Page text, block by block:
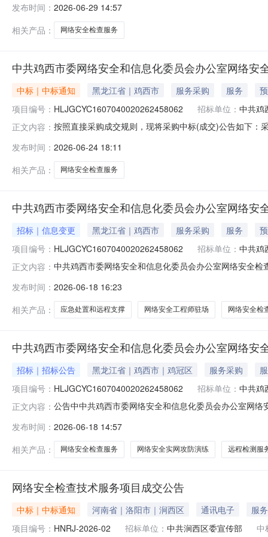
地址：***通州区留庄路4号院1号楼联系方式：55520114
发布时间： 2026-06-29 14:57
相关产品：
网络安全检查服务
中共鸡西市委网络安全和信息化委员会办公室网络安
中标｜中标通知 黑龙江省｜鸡西市 服务采购 服务
项目编号： HLJGCYC1607040020262458062 招标单位： 中共鸡
正文内容： 按照直接采购成交规则，现将采购中标(成交)公告如下
成交金额优惠率现成交辽宁鸿煌科技有限公司中选2026-
发布时间： 2026-06-24 18:11
相关产品：
网络安全检查服务
中共鸡西市委网络安全和信息化委员会办公室网络安
招标｜信息变更 黑龙江省｜鸡西市 服务采购 服务
项目编号： HLJGCYC1607040020262458062 招标单位： 中共鸡
正文内容： 中共鸡西市委网络安全和信息化委员会办公室网络安全
求描述文件变更:中共鸡西市委网络安全和信息化委员会
发布时间： 2026-06-18 16:23
相关产品：
应急处置和远程支撑 网络安全工程师驻场 网络安全检
中共鸡西市委网络安全和信息化委员会办公室网络安
招标｜招标公告 黑龙江省｜鸡西市｜鸡冠区 服务采购
项目编号： HLJGCYC1607040020262458062 招标单位： 中共鸡
正文内容： 公告中中共鸡西市委网络安全和信息化委员会办公室网
检查服务采购项目(第2次)项目类型：非政府采购项目项
购人政府采购内控制
发布时间： 2026-06-18 14:57
相关产品：
网络安全检查服务 网络安全实网攻防演练 远程检测服
网络安全检查技术服务项目成交公告
中标｜中标通知 河南省｜洛阳市｜涧西区 通讯电子
服务
项目编号： HNRJ-2026-02 招标单位： 中共涧西区委宣传部
中